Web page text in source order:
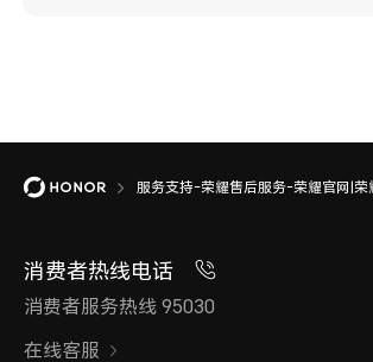
服务支持-荣耀售后服务-荣耀官网|荣
消费者热线电话
消费者服务热线 95030
在线客服